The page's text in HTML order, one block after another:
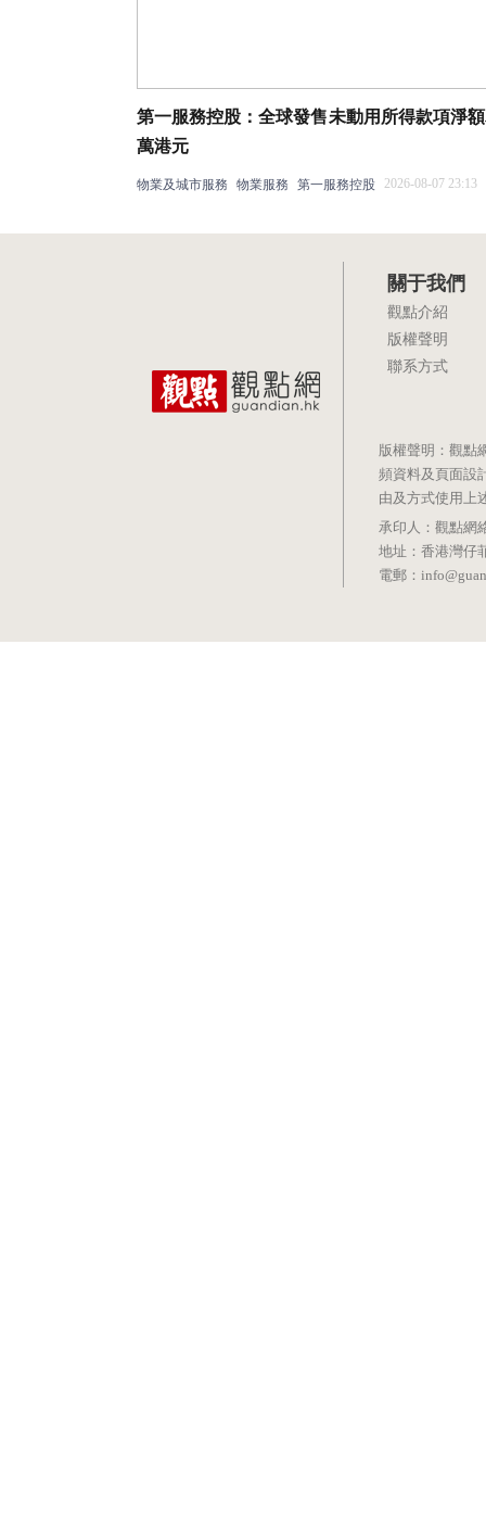
第一服務控股：全球發售未動用所得款項淨額
萬港元
物業及城市服務 物業服務 第一服務控股 2026-08-07 23:13
關于我們
觀點介紹
版權聲明
聯系方式
版權聲明：觀點
頻資料及頁面設
由及方式使用上
承印人：觀點網
地址：香港灣仔
電郵：